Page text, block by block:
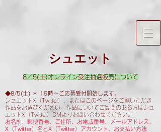
シュエット
8／5(土)オンライン受注抽選販売について
◆8/5(土) ＊ 19時～ご応募受付開始します。
シュエットX（Twitter）、またはこのページをご覧いただき
作品をお選びください。 作品についてご質問のある方はシュ
エットX（Twitter）DMよりお問い合わせください。
お名前、郵便番号、ご住所、お電話番号、メールアドレス、
X（Twitter）名とX（Twitter）アカウント、お支払い方法